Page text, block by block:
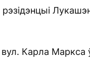
Карла Маркса